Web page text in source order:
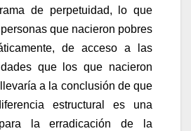
de perpetuidad, lo que
que nacieron pobres
de acceso a las
que los que nacieron
a la conclusión de que
estructural es una
la erradicación de la